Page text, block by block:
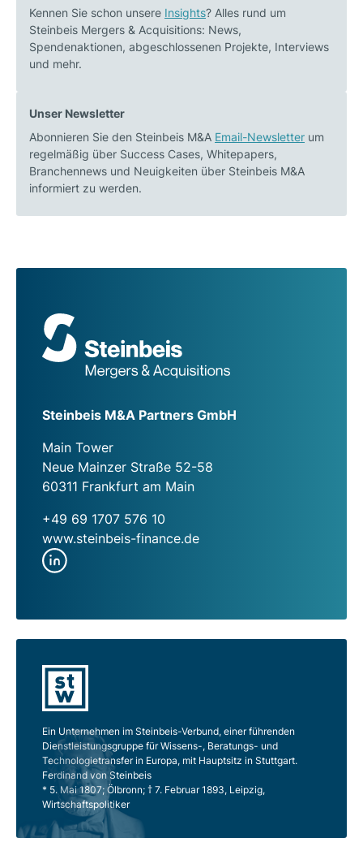
Kennen Sie schon unsere Insights? Alles rund um
Steinbeis Mergers & Acquisitions: News,
Spendenaktionen, abgeschlossenen Projekte, Interviews
und mehr.
Unser Newsletter
Abonnieren Sie den Steinbeis M&A Email-Newsletter um
regelmäßig über Success Cases, Whitepapers,
Branchennews und Neuigkeiten über Steinbeis M&A
informiert zu werden.
Steinbeis M&A Partners GmbH
Main Tower
Neue Mainzer Straße 52-58
60311 Frankfurt am Main
+49 69 1707 576 10
www.steinbeis-finance.de
Ein Unternehmen im Steinbeis-Verbund, einer führenden
Dienstleistungsgruppe für Wissens-, Beratungs- und
Technologietransfer in Europa, mit Hauptsitz in Stuttgart.
Ferdinand von Steinbeis
* 5. Mai 1807; Ölbronn; † 7. Februar 1893, Leipzig,
Wirtschaftspolitiker